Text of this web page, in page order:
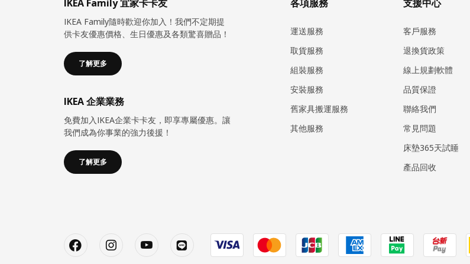
IKEA Family 宜家卡卡友
IKEA Family隨時歡迎你加入！我們不定期提
供卡友優惠價格、生日優惠及各類驚喜贈品！
了解更多
IKEA 企業業務
免費加入IKEA企業卡卡友，即享專屬優惠。讓
我們成為你事業的強力後援！
了解更多
各項服務
運送服務
取貨服務
組裝服務
安裝服務
​舊家具搬運服務
其他服務
支援中心
客戶服務
退換貨政策
線上規劃軟體
品質保證
聯絡我們
常見問題
床墊365天試睡
產品回收